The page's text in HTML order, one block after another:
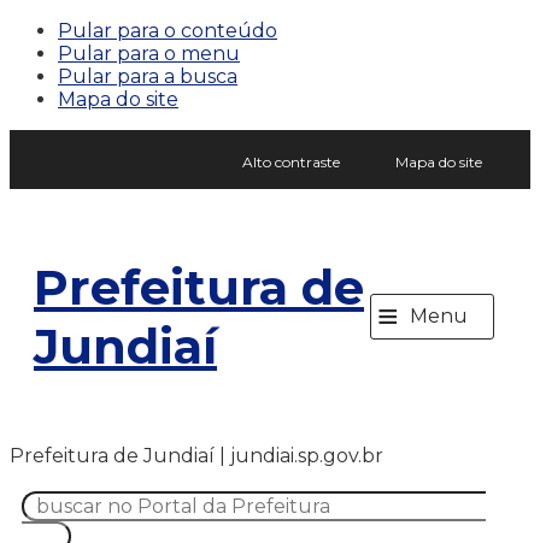
Pular para o conteúdo
Pular para o menu
Pular para a busca
Mapa do site
Alto contraste Mapa do site
Prefeitura de
Jundiaí
≡ Menu
Prefeitura de Jundiaí | jundiai.sp.gov.br